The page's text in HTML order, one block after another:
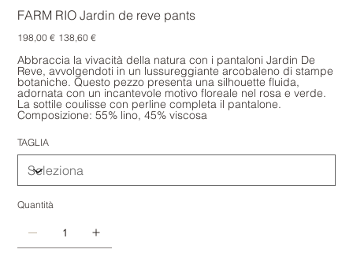
FARM RIO Jardin de reve pants
Prezzo
originale
198,00 € Prezzo
scontato
138,60 €
Abbraccia la vivacità della natura con i pantaloni Jardin De
Reve, avvolgendoti in un lussureggiante arcobaleno di stampe
botaniche. Questo pezzo presenta una silhouette fluida,
adornata con un incantevole motivo floreale nel rosa e verde.
La sottile coulisse con perline completa il pantalone.
Composizione: 55% lino, 45% viscosa
TAGLIA
Quantità